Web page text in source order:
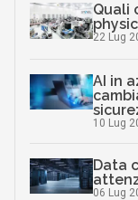
Quali
22 Lug
AI in
10 Lug
Data
06 Lug